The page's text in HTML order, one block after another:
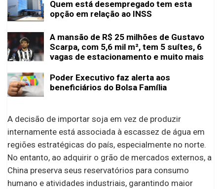
Quem está desempregado tem esta
opção em relação ao INSS
A mansão de R$ 25 milhões de Gustavo
Scarpa, com 5,6 mil m², tem 5 suítes, 6
vagas de estacionamento e muito mais
Poder Executivo faz alerta aos
beneficiários do Bolsa Família
A decisão de importar soja em vez de produzir
internamente está associada à escassez de água em
regiões estratégicas do país, especialmente no norte.
No entanto, ao adquirir o grão de mercados externos, a
China preserva seus reservatórios para consumo
humano e atividades industriais, garantindo maior